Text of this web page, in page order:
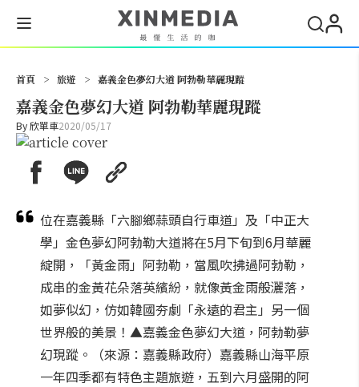
首頁 > 旅遊 > 嘉義金色夢幻大道 阿勃勒華麗現蹤
嘉義金色夢幻大道 阿勃勒華麗現蹤
By欣單車2020/05/17
位在嘉義縣「六腳鄉蒜頭自行車道」及「中正大
學」金色夢幻阿勃勒大道將在5月下旬到6月華麗
綻開，「黃金雨」阿勃勒，當風吹拂過阿勃勒，
成串的金黃花朵落英繽紛，就像黃金雨般灑落，
如夢似幻，仿如韓國夯劇「永遠的君主」另一個
世界般的美景！▲嘉義金色夢幻大道，阿勃勒夢
幻現蹤。（來源：嘉義縣政府）嘉義縣山海平原
一年四季都有特色主題旅遊，五到六月盛開的阿